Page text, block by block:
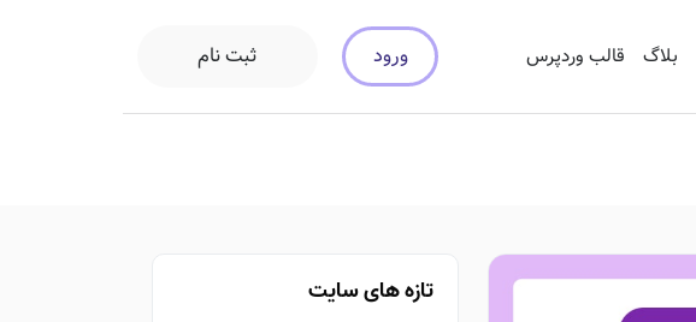
بلاگ قالب وردپرس ورود ثبت نام
تازه های سایت